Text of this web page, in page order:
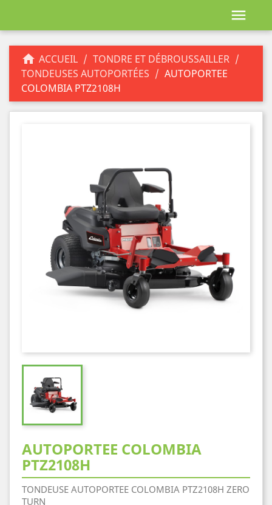

 ACCUEIL
TONDRE ET DÉBROUSSAILLER
TONDEUSES AUTOPORTÉES
AUTOPORTEE
COLOMBIA PTZ2108H
AUTOPORTEE COLOMBIA
PTZ2108H
TONDEUSE AUTOPORTEE COLOMBIA PTZ2108H ZERO
TURN